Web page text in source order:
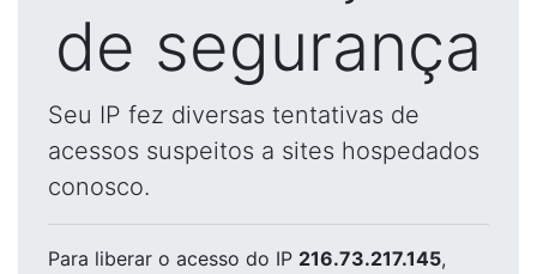
de segurança
Seu IP fez diversas tentativas de
acessos suspeitos a sites hospedados
conosco.
Para liberar o acesso do IP 216.73.217.145,